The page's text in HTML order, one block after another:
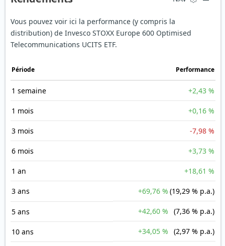
Vous pouvez voir ici la performance (y compris la
distribution) de Invesco STOXX Europe 600 Optimised
Telecommunications UCITS ETF.
Période Performance
1 semaine +2,43 %
1 mois +0,16 %
3 mois -7,98 %
6 mois +3,73 %
1 an +18,61 %
3 ans +69,76 % (19,29 % p.a.)
5 ans +42,60 % (7,36 % p.a.)
10 ans +34,05 % (2,97 % p.a.)